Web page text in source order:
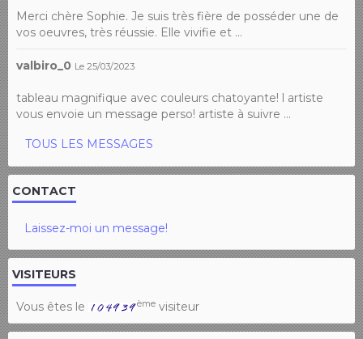
Merci chère Sophie. Je suis très fière de posséder une de
vos oeuvres, très réussie. Elle vivifie et ...
valbiro_0 Le 25/03/2023
tableau magnifique avec couleurs chatoyante! l artiste
vous envoie un message perso! artiste à suivre ...
TOUS LES MESSAGES
CONTACT
Laissez-moi un message!
VISITEURS
Vous êtes le ème visiteur